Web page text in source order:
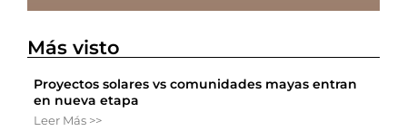
Más visto
Proyectos solares vs comunidades mayas entran
en nueva etapa
Leer Más >>